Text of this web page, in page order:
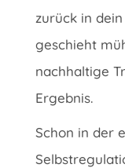
zurück in
geschieht
nachhaltige
Ergebnis.
Schon in der